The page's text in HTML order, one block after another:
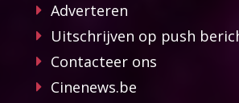
Adverteren
Uitschrijven op push
Contacteer ons
Cinenews.be